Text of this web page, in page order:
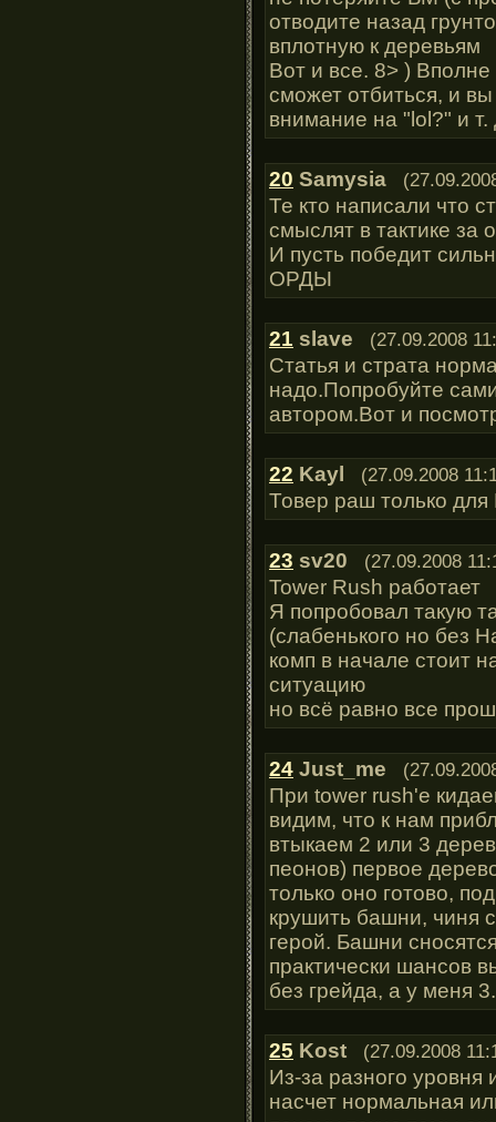
отводите назад
вплотную к деревьям
Вот и все. 8> )
сможет отбиться, и
внимание на "lol?" и т.
20 Samysia
Те кто написали что
смыслят в тактике за
И пусть победит
ОРДЫ
21 slave (27.09.2008
Статья и страта
надо.Попробуйте
автором.Вот и
22 Kayl (27.09.2008
Товер раш только для
23 sv20 (27.09.2008
Tower Rush работает
Я попробовал такую
(слабенького но без
комп в начале стоит
ситуацию
но всё равно все
24 Just_me
При tower rush'е
видим, что к нам
втыкаем 2 или 3
пеонов) первое
только оно готово,
крушить башни, чиня
герой. Башни
практически шансов
без грейда, а у меня
25 Kost (27.09.2008
Из-за разного уровня
насчет нормальная